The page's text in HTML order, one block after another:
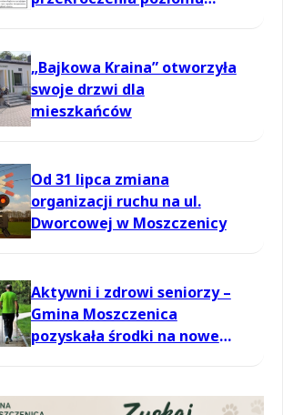
„Bajkowa Kraina” otworzyła
swoje drzwi dla
mieszkańców
Od 31 lipca zmiana
organizacji ruchu na ul.
Dworcowej w Moszczenicy
Aktywni i zdrowi seniorzy –
Gmina Moszczenica
pozyskała środki na nowe